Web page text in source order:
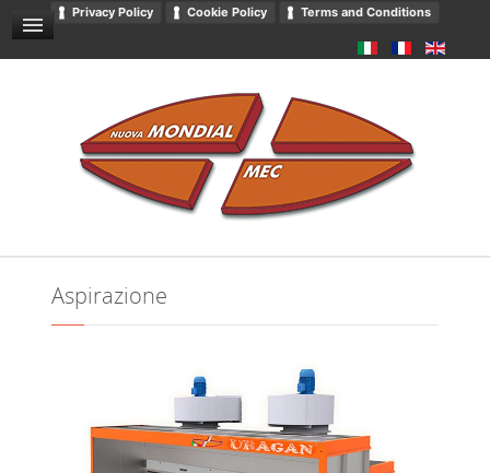
Privacy Policy Cookie Policy Terms and Conditions
DOWNLOADS
CATALOGO
Aspirazione